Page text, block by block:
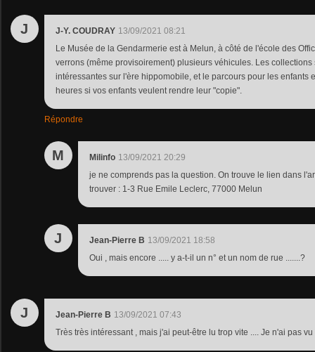
J J-Y. COUDRAY 13/09/2021 08:21
Le Musée de la Gendarmerie est à Melun, à côté de l'école des
verrons (même provisoirement) plusieurs véhicules. Les collections
intéressantes sur l'ère hippomobile, et le parcours pour les enfants
heures si vos enfants veulent rendre leur "copie".
Répondre
M Milinfo 13/09/2021 20:29
je ne comprends pas la question. On trouve le lien dans
trouver : 1-3 Rue Emile Leclerc, 77000 Melun
J Jean-Pierre B 13/09/2021 18:58
Oui , mais encore ..... y a-t-il un n° et un nom de rue .......?
J Jean-Pierre B 13/09/2021 07:43
Très très intéressant , mais j'ai peut-être lu trop vite .... Je n'ai pas